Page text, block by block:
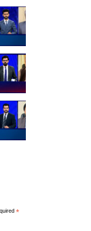
*
indicates required